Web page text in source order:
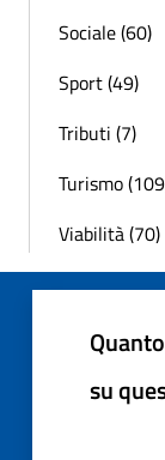
Sociale (60)
Sport (49)
Tributi (7)
Turismo
Viabilità (70)
su